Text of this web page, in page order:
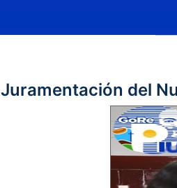
Juramentación del